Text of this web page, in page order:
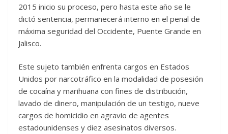
2015 inicio su proceso, pero hasta este año se le
dictó sentencia, permanecerá interno en el penal de
máxima seguridad del Occidente, Puente Grande en
Jalisco.
Este sujeto también enfrenta cargos en Estados
Unidos por narcotráfico en la modalidad de posesión
de cocaína y marihuana con fines de distribución,
lavado de dinero, manipulación de un testigo, nueve
cargos de homicidio en agravio de agentes
estadounidenses y diez asesinatos diversos.